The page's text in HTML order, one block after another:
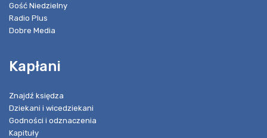
Gość Niedzielny
Radio Plus
Dobre Media
Kapłani
Znajdź księdza
Dziekani i wicedziekani
Godności i odznaczenia
Kapituły